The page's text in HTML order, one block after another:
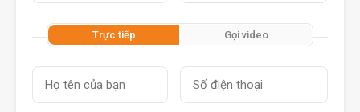
Trực tiếp Gọi video